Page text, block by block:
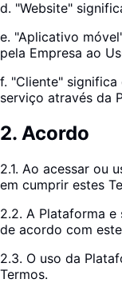
d. "Website"
e. "Aplicativo
pela Empresa ao
f. "Cliente" significa
serviço através da
2. Acordo
2.1. Ao acessar ou
em cumprir estes
2.2. A Plataforma
de acordo com
2.3. O uso da
Termos.